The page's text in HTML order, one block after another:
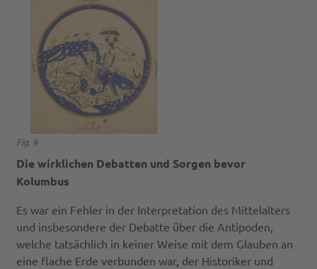
Fig. 9
Die wirklichen Debatten und Sorgen bevor
Kolumbus
Es war ein Fehler in der Interpretation des Mittelalters
und insbesondere der Debatte über die Antipoden,
welche tatsächlich in keiner Weise mit dem Glauben an
eine flache Erde verbunden war, der Historiker und